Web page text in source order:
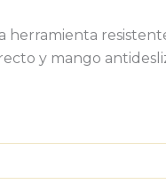
herramienta
y mango